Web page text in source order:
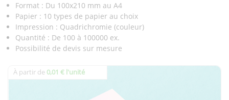
Format : Du 100x210 mm au A4
Papier : 10 types de papier au choix
Impression : Quadrichromie (couleur)
Quantité : De 100 à 100000 ex.
Possibilité de devis sur mesure
À partir de 0,01 € l'unité